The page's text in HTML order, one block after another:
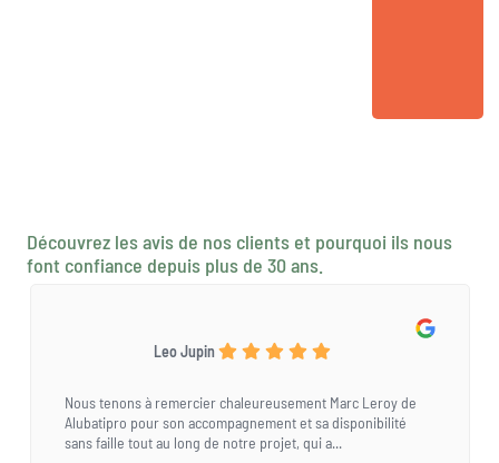
Découvrez les avis de nos clients et pourquoi ils nous
font confiance depuis plus de 30 ans.
Leo Jupin
Nous tenons à remercier chaleureusement Marc Leroy de
Alubatipro pour son accompagnement et sa disponibilité
sans faille tout au long de notre projet, qui a...